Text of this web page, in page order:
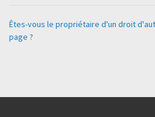
Êtes-vous le propriétaire d'un droit
page ?